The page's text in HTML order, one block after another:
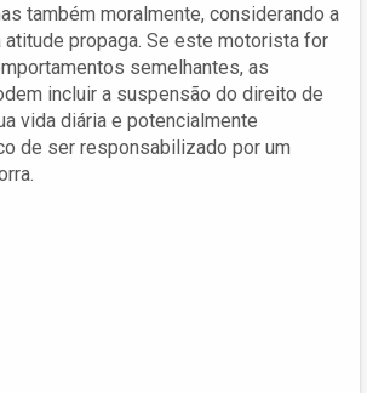
também moralmente, considerando a
atitude propaga. Se este motorista for
semelhantes, as
incluir a suspensão do direito de
vida diária e potencialmente
de ser responsabilizado por um